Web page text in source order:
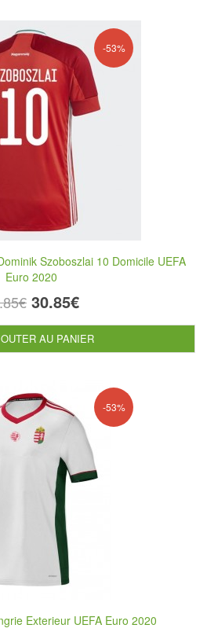
-53%
Szoboszlai 10 Domicile UEFA
Euro 2020
30.85€
AU PANIER
-53%
Exterieur UEFA Euro 2020